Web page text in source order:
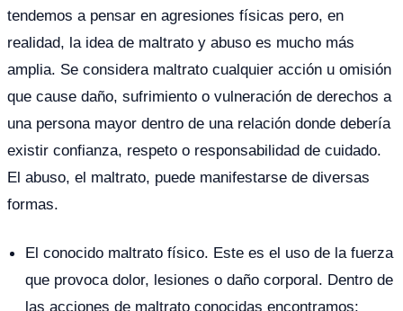
tendemos a pensar en agresiones físicas pero, en
realidad, la idea de maltrato y abuso es mucho más
amplia. Se considera maltrato cualquier acción u omisión
que cause daño, sufrimiento o vulneración de derechos a
una persona mayor dentro de una relación donde debería
existir confianza, respeto o responsabilidad de cuidado.
El abuso, el maltrato, puede manifestarse de diversas
formas.
El conocido maltrato físico. Este es el uso de la fuerza
que provoca dolor, lesiones o daño corporal. Dentro de
las acciones de maltrato conocidas encontramos: